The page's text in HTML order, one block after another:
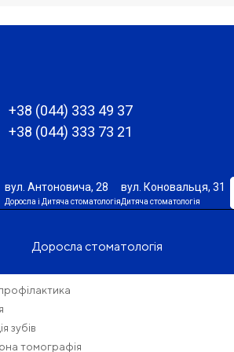
+38 (044) 333 49 37
+38 (044) 333 73 21
вул. Антоновича, 28
Доросла і Дитяча стоматологія
вул. Коновальця, 31
Дитяча стоматологія
Доросла стоматологія
профілактика
зубів
томографія